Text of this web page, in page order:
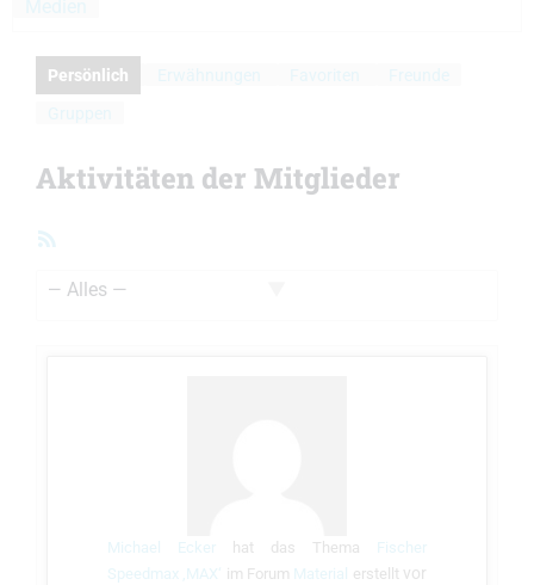
Persönlich
Aktivitäten der Mitglieder
Michael Ecker hat das Thema
Fischer
Speedmax ,MAX‘
im Forum Material erstellt vor